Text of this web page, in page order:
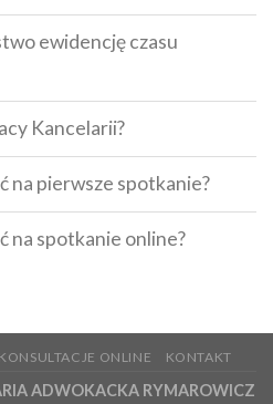
ewidencję czasu
Kancelarii?
na pierwsze spotkanie?
na spotkanie online?
KONSULTACJE ONLINE KONTAKT
ADWOKACKA RYMAROWICZ